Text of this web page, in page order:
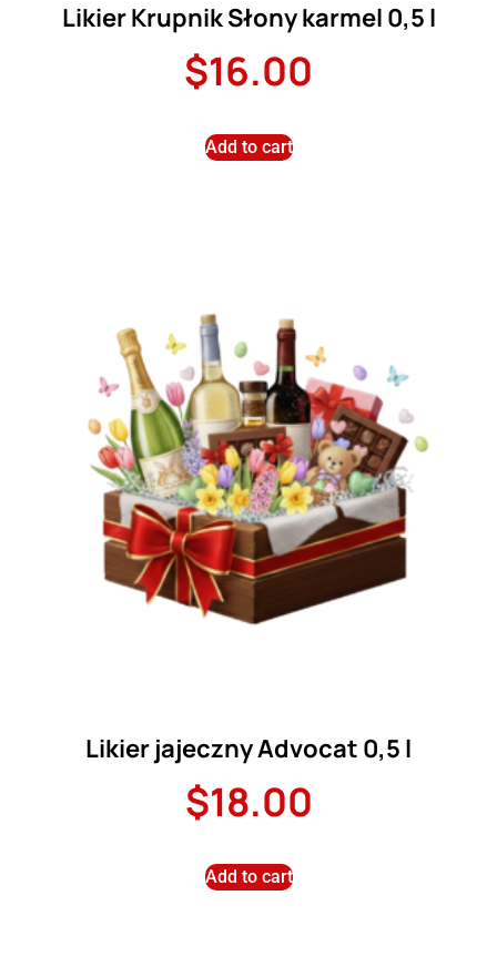
Likier Krupnik Słony karmel 0,5 l
$16.00
Add to cart
Likier jajeczny Advocat 0,5 l
$18.00
Add to cart